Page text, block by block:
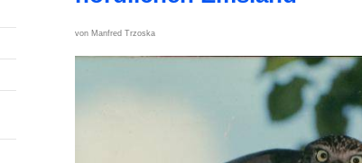
von Manfred Trzoska